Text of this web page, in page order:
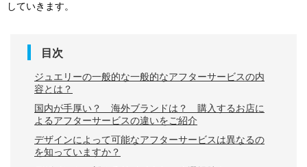
していきます。
目次
ジュエリーの一般的な一般的なアフターサービスの内
容とは？
国内が手厚い？ 海外ブランドは？ 購入するお店に
よるアフターサービスの違いをご紹介
デザインによって可能なアフターサービスは異なるの
を知っていますか？